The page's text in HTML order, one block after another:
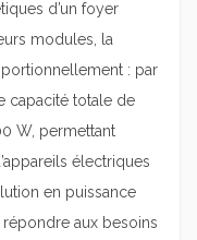
d’un foyer
modules, la
: par
capacité totale de
W, permettant
électriques
en puissance
aux besoins